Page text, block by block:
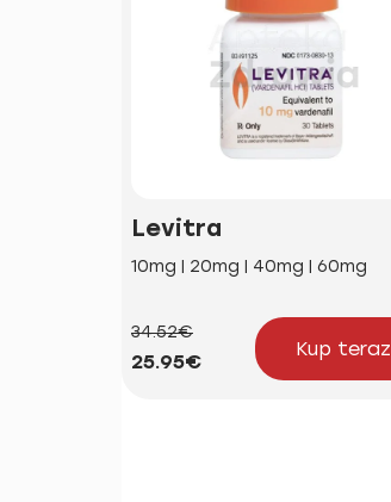
Levitra
10mg | 20mg | 40mg | 60mg
34.52€
25.95€
Kup teraz